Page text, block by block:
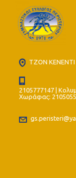
ΤΖΟΝ ΚΕΝΕΝΤΙ
2105777147 |
Χωράφας: